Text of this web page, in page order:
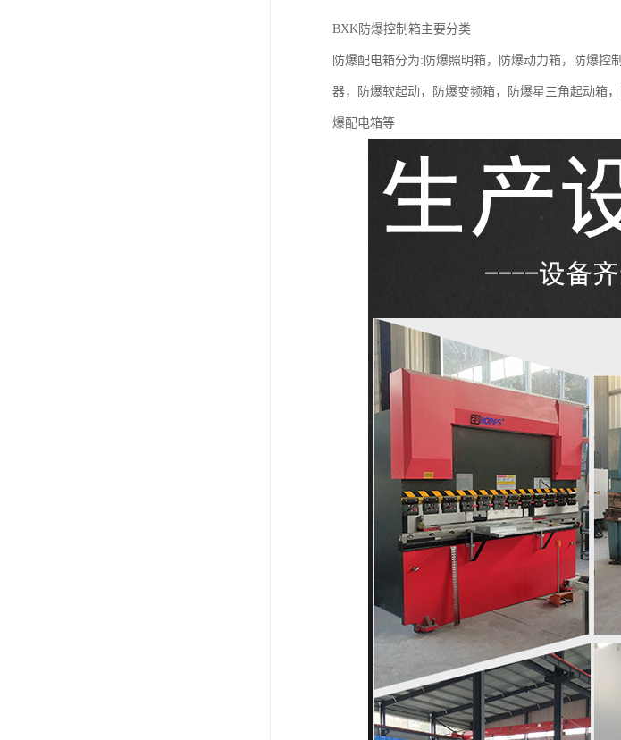
BXK防爆控制箱主要分类
防爆配电箱分为:防爆照明箱，防爆动力箱，防爆控
器，防爆软起动，防爆变频箱，防爆星三角起动箱
爆配电箱等